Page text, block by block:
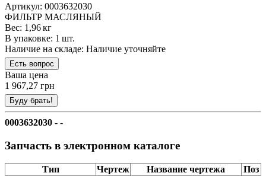
Артикул: 0003632030
ФИЛЬТР МАСЛЯНЫЙ
Вес: 1,96 кг
В упаковке: 1 шт.
Наличие на складе: Наличие уточняйте
Ваша цена
1 967,27 грн
0003632030 - -
Запчасть в электронном каталоге
Тип Чертеж Название чертежа
Поз